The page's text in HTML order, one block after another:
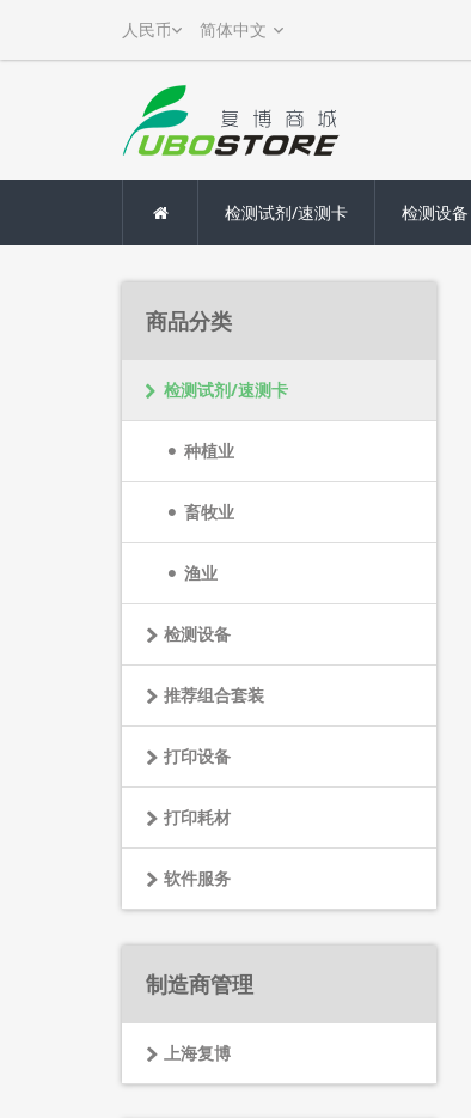
检测试剂/速测卡 检测设备
商品分类
检测试剂/速测卡
种植业
畜牧业
渔业
检测设备
推荐组合套装
打印设备
打印耗材
软件服务
制造商管理
上海复博